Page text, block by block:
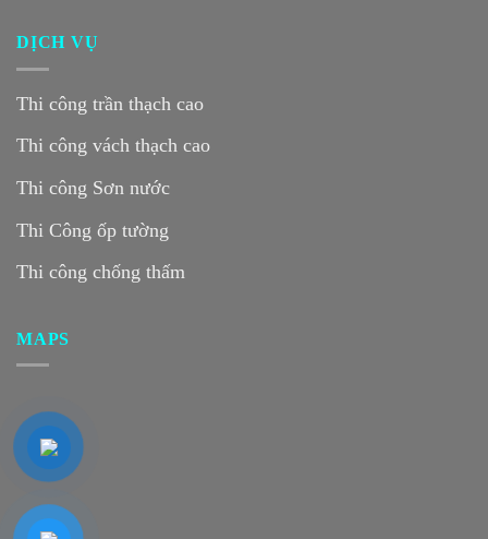
DỊCH VỤ
Thi công trần thạch cao
Thi công vách thạch cao
Thi công Sơn nước
Thi Công ốp tường
Thi công chống thấm
MAPS